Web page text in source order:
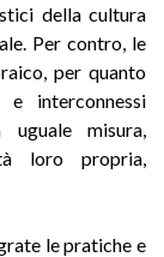
della cultura
Per contro, le
per quanto
e interconnessi
misura,
loro propria,
le pratiche e